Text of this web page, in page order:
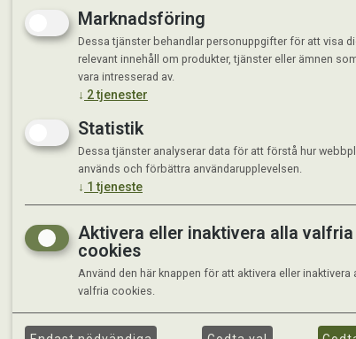
Marknadsföring
Dessa tjänster behandlar personuppgifter för att visa
relevant innehåll om produkter, tjänster eller ämnen
vara intresserad av.
↓ 2tjenester
Statistik
Dessa tjänster analyserar data för att förstå hur
används och förbättra användarupplevelsen.
↓ 1 tjeneste
Aktivera eller inaktivera alla valfria
cookies
Använd den här knappen för att aktivera eller inaktivera
valfria cookies.